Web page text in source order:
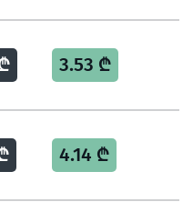
3.53 ₾
4.14 ₾